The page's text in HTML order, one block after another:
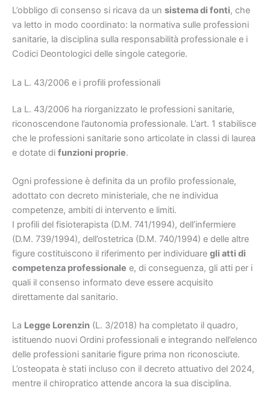
L’obbligo di consenso si ricava da un sistema di fonti, che
va letto in modo coordinato: la normativa sulle professioni
sanitarie, la disciplina sulla responsabilità professionale e i
Codici Deontologici delle singole categorie.
La L. 43/2006 e i profili professionali
La L. 43/2006 ha riorganizzato le professioni sanitarie,
riconoscendone l’autonomia professionale. L’art. 1 stabilisce
che le professioni sanitarie sono articolate in classi di laurea
e dotate di funzioni proprie.
Ogni professione è definita da un profilo professionale,
adottato con decreto ministeriale, che ne individua
competenze, ambiti di intervento e limiti.
I profili del fisioterapista (D.M. 741/1994), dell’infermiere
(D.M. 739/1994), dell’ostetrica (D.M. 740/1994) e delle altre
figure costituiscono il riferimento per individuare gli atti di
competenza professionale e, di conseguenza, gli atti per i
quali il consenso informato deve essere acquisito
direttamente dal sanitario.
La Legge Lorenzin (L. 3/2018) ha completato il quadro,
istituendo nuovi Ordini professionali e integrando nell’elenco
delle professioni sanitarie figure prima non riconosciute.
L’osteopata è stati incluso con il decreto attuativo del 2024,
mentre il chiropratico attende ancora la sua disciplina.